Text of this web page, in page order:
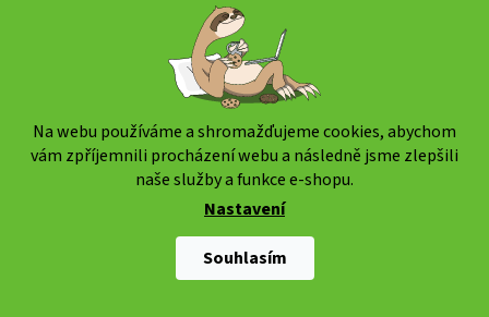
Na webu používáme a shromažďujeme cookies, abychom
vám zpříjemnili procházení webu a následně jsme zlepšili
naše služby a funkce e-shopu.
Nastavení
Souhlasím
www.weedshop.cz
vyhrazena.
Upravit nastavení cookies